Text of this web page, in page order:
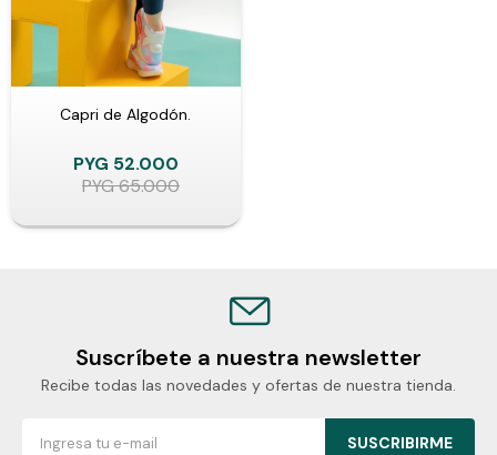
Capri de Algodón.
PYG 52.000
PYG65.000
Suscríbete a nuestra newsletter
Recibe todas las novedades y ofertas de nuestra tienda.
SUSCRIBIRME